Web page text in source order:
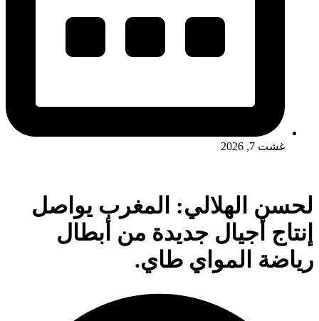
غشت 7, 2026
لحسن الهلالي: المغرب يواصل
إنتاج أجيال جديدة من أبطال
رياضة المواي طاي.